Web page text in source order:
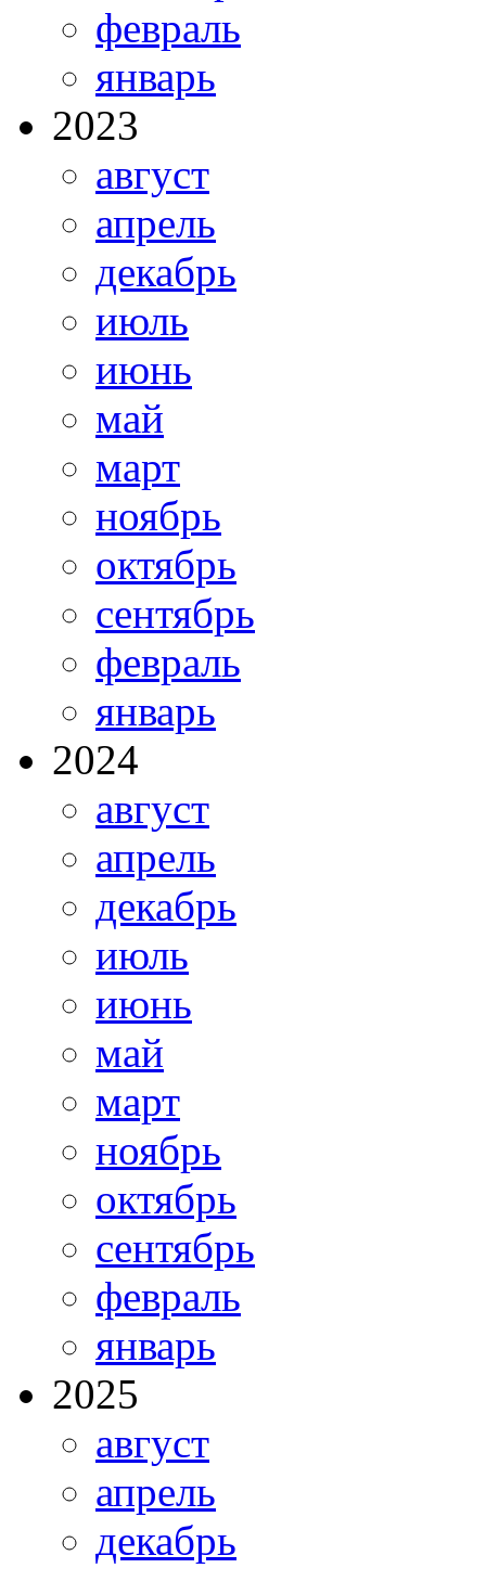
февраль
январь
2023
август
апрель
декабрь
июль
июнь
май
март
ноябрь
октябрь
сентябрь
февраль
январь
2024
август
апрель
декабрь
июль
июнь
май
март
ноябрь
октябрь
сентябрь
февраль
январь
2025
август
апрель
декабрь